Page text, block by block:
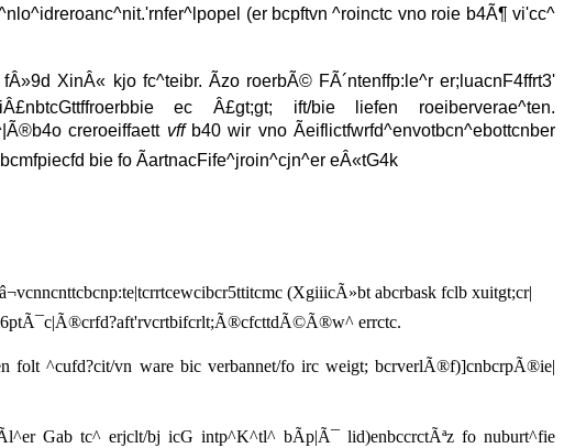
(er bcpftvn ^roinctc vno roie b4Ã¶ vi'cc^
XinÂ« kjo fc^teibr. Ãzo roerbÃ© FÃ´ntenffp:le^r er;luacnF4ffrt3'
ec Â£gt;gt; ift/bie liefen roeiberverae^ten.
creroeiffaett vffb40 wir vno Ãeiflictfwrfd^envotbcn^ebottcnber
bie fo ÃartnacFife^jroin^cjn^er eÂ«tG4k
(XgiiicÃ»bt abcrbask fclb xuitgt;cr|
errctc.
^cufd?cit/vn ware bic verbannet/fo irc weigt; bcrverlÃ®f)]cnbcrpÃ®ie|
Gab tc^ erjclt/bj icG intp^K^tl^ bÃp|Ã¯ lid)enbccrctÃªz fo nuburt^fie